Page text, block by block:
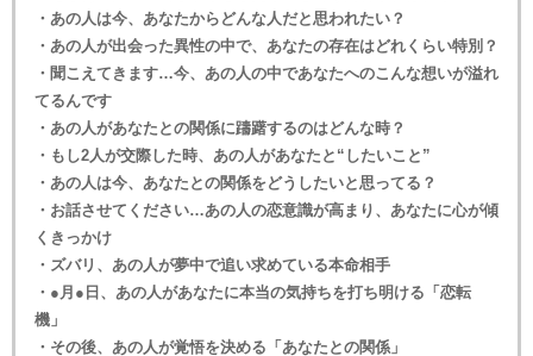
・あの人は今、あなたからどんな人だと思われたい？
・あの人が出会った異性の中で、あなたの存在はどれくらい特別？
・聞こえてきます…今、あの人の中であなたへのこんな想いが溢れ
てるんです
・あの人があなたとの関係に躊躇するのはどんな時？
・もし2人が交際した時、あの人があなたと“したいこと”
・あの人は今、あなたとの関係をどうしたいと思ってる？
・お話させてください…あの人の恋意識が高まり、あなたに心が傾
くきっかけ
・ズバリ、あの人が夢中で追い求めている本命相手
・●月●日、あの人があなたに本当の気持ちを打ち明ける「恋転
機」
・その後、あの人が覚悟を決める「あなたとの関係」